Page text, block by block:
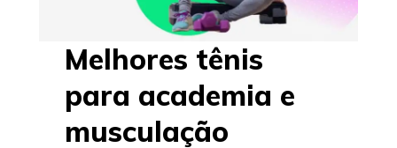
Melhores tênis
para academia e
musculação